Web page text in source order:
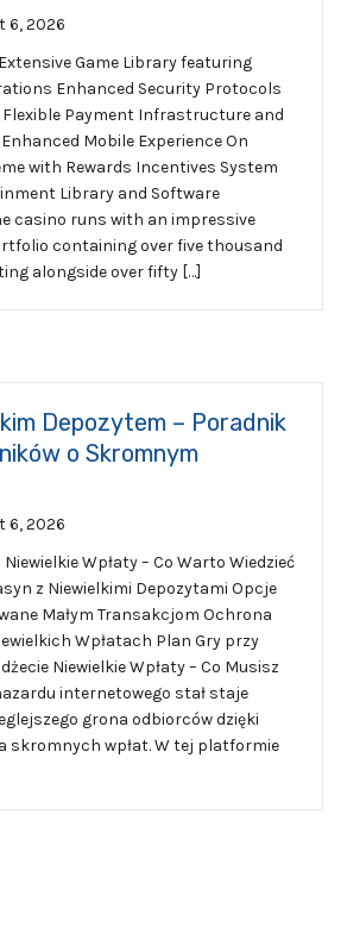
6, 2026
Game Library featuring
Enhanced Security Protocols
Flexible Payment Infrastructure and
Mobile Experience On
with Rewards Incentives System
Library and Software
casino runs with an impressive
containing over five thousand
alongside over fifty […]
Depozytem – Poradnik
o Skromnym
6, 2026
Wpłaty – Co Warto Wiedzieć
z Niewielkimi Depozytami Opcje
Małym Transakcjom Ochrona
Wpłatach Plan Gry przy
Niewielkie Wpłaty – Co Musisz
internetowego stał staje
grona odbiorców dzięki
skromnych wpłat. W tej platformie